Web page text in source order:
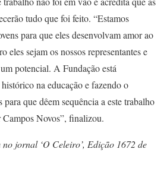
tudo que foi feito. “Estamos
para que eles desenvolvam amor ao
eles sejam os nossos representantes e
potencial. A Fundação está
na educação e fazendo o
que dêem sequência a este trabalho
Novos”, finalizou.
jornal ‘O Celeiro’, Edição 1672 de